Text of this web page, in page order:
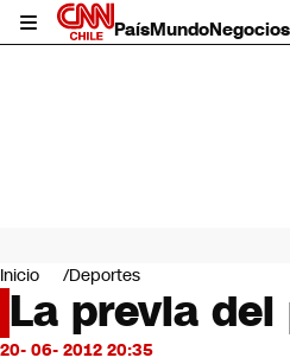
PaísMundoNegocios
Mundo
Negocios
Deportes
Programas completos
Inicio Deportes
La previa
20- 06- 2012 20:35